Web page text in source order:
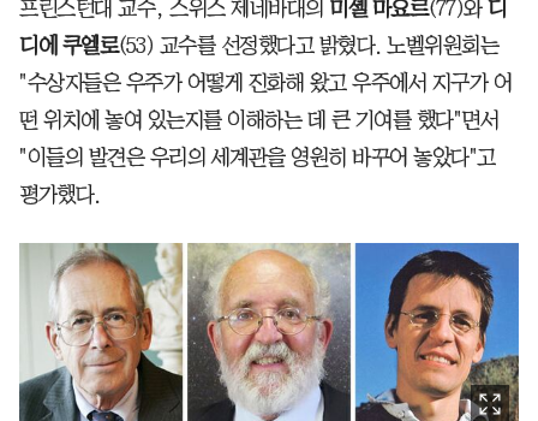
프린스턴대 교수, 스위스 제네바대의 미셸 마요르(77)와 디
디에 쿠엘로(53) 교수를 선정했다고 밝혔다. 노벨위원회는
"수상자들은 우주가 어떻게 진화해 왔고 우주에서 지구가 어
떤 위치에 놓여 있는지를 이해하는 데 큰 기여를 했다"면서
"이들의 발견은 우리의 세계관을 영원히 바꾸어 놓았다"고
평가했다.